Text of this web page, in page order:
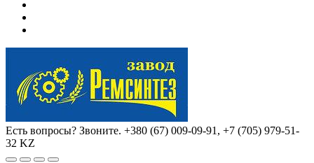
Есть вопросы? Звоните. +380 (67) 009-09-91, +7 (705) 979-51-
32 KZ